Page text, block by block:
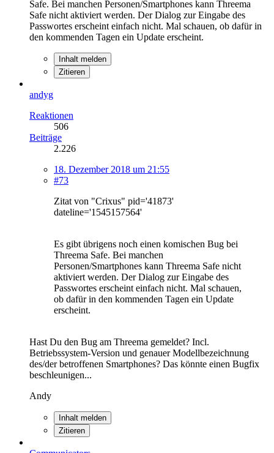
Safe. Bei manchen Personen/Smartphones kann Threema
Safe nicht aktiviert werden. Der Dialog zur Eingabe des
Passwortes erscheint einfach nicht. Mal schauen, ob dafür in
den kommenden Tagen ein Update erscheint.
Inhalt melden
Zitieren
andyg
Reaktionen
506
Beiträge
2.226
18. Dezember 2018 um 21:55
#73
Zitat von "Crixus" pid='41873'
dateline='1545157564'
Es gibt übrigens noch einen komischen Bug bei
Threema Safe. Bei manchen
Personen/Smartphones kann Threema Safe nicht
aktiviert werden. Der Dialog zur Eingabe des
Passwortes erscheint einfach nicht. Mal schauen,
ob dafür in den kommenden Tagen ein Update
erscheint.
Hast Du den Bug am Threema gemeldet? Incl.
Betriebssystem-Version und genauer Modellbezeichnung
des/der betroffenen Smartphones? Das könnte einen Bugfix
beschleunigen...
Andy
Inhalt melden
Zitieren